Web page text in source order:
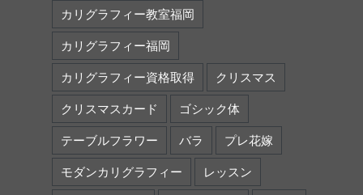
カリグラフィー教室福岡
カリグラフィー福岡
カリグラフィー資格取得 クリスマス
クリスマスカード ゴシック体
テーブルフラワー バラ プレ花嫁
モダンカリグラフィー レッスン